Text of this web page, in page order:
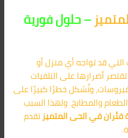
– حلول فورية
قد تواجه أي منزل أو
أضرارها على التلفيات
وتُشكل خطرًا كبيرًا على
والمطابخ. ولهذا السبب
في الحى المتميزتقدم